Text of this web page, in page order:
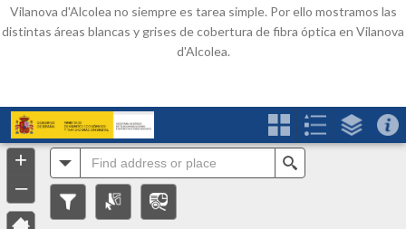
Vilanova d'Alcolea no siempre es tarea simple. Por ello mostramos las
distintas áreas blancas y grises de cobertura de fibra óptica en Vilanova
d'Alcolea.